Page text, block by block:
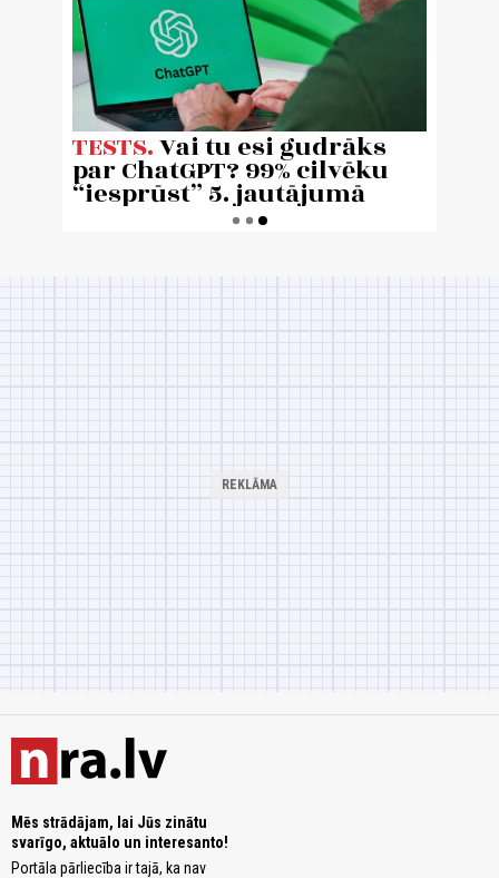
Mēs strādājam, lai Jūs zinātu
svarīgo, aktuālo un interesanto!
Portāla pārliecība ir tajā, ka nav